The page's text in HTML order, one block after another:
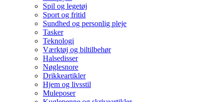
Spil og legetøj
Sport og fritid
Sundhed og personlig pleje
Tasker
Teknologi
Værktøj og biltilbehør
Halsedisser
Nøglesnore
Drikkeartikler
Hjem og livsstil
Muleposer